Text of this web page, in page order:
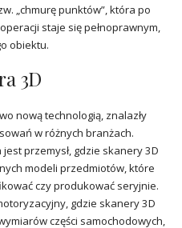
„chmurę punktów”, która po
staje się pełnoprawnym,
obiektu.
3D
nową technologią, znalazły
w różnych branżach.
przemysł, gdzie skanery 3D
modeli przedmiotów, które
czy produkować seryjnie.
gdzie skanery 3D
części samochodowych,